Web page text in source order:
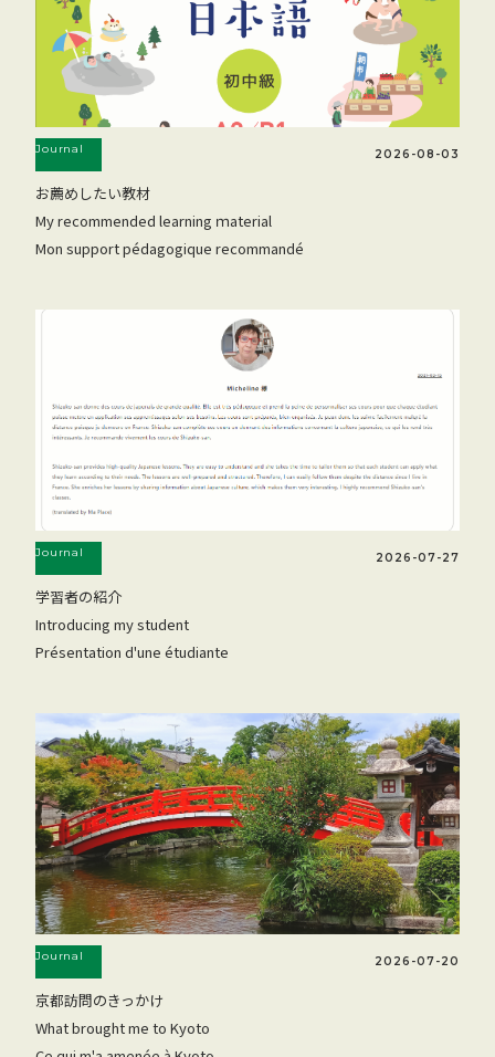
Journal 2026-08-03
お薦めしたい教材
My recommended learning ｍaterial
Mon support pédagogique recommandé
Journal 2026-07-27
学習者の紹介
Introducing my student
Présentation d'une étudiante
Journal 2026-07-20
京都訪問のきっかけ
What brought me to Kyoto